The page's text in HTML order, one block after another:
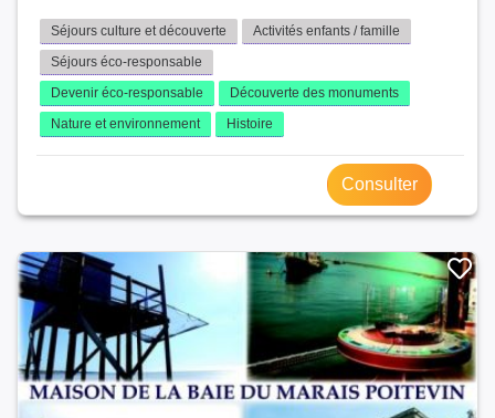
Séjours culture et découverte
Activités enfants / famille
Séjours éco-responsable
Devenir éco-responsable
Découverte des monuments
Nature et environnement
Histoire
Consulter